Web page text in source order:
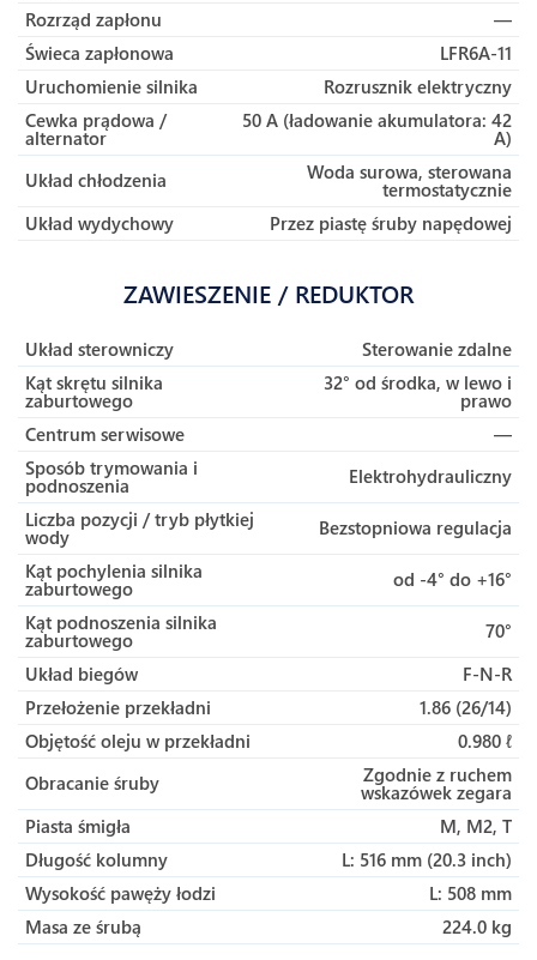
Rozrząd zapłonu
—
Świeca zapłonowa
LFR6A-11
Uruchomienie silnika
Rozrusznik elektryczny
Cewka prądowa /
alternator
50 A (ładowanie akumulatora: 42
A)
Układ chłodzenia
Woda surowa, sterowana
termostatycznie
Układ wydychowy
Przez piastę śruby napędowej
ZAWIESZENIE / REDUKTOR
Układ sterowniczy
Sterowanie zdalne
Kąt skrętu silnika
zaburtowego
32° od środka, w lewo i
prawo
Centrum serwisowe
—
Sposób trymowania i
podnoszenia
Elektrohydrauliczny
Liczba pozycji / tryb płytkiej
wody
Bezstopniowa regulacja
Kąt pochylenia silnika
zaburtowego
od -4° do +16°
Kąt podnoszenia silnika
zaburtowego
70°
Układ biegów
F-N-R
Przełożenie przekładni
1.86 (26/14)
Objętość oleju w przekładni
0.980 ℓ
Obracanie śruby
Zgodnie z ruchem
wskazówek zegara
Piasta śmigła
M, M2, T
Długość kolumny
L: 516 mm (20.3 inch)
Wysokość pawęży łodzi
L: 508 mm
Masa ze śrubą
224.0 kg